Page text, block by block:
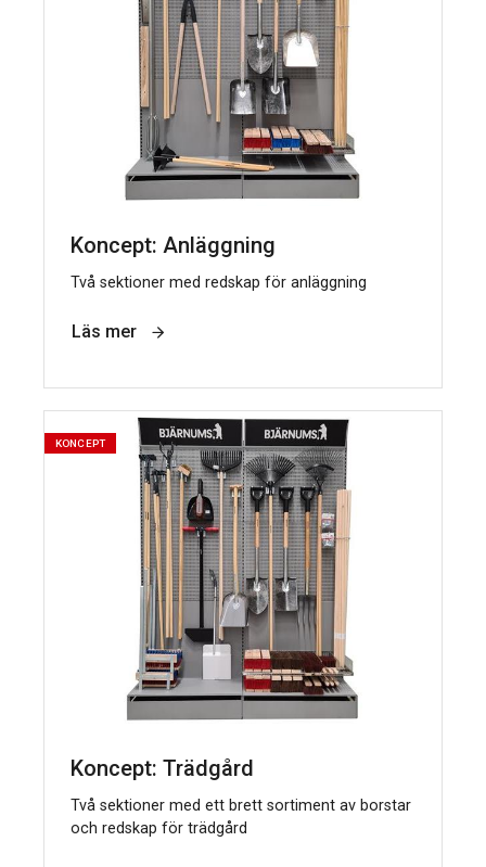
Koncept: Anläggning
Två sektioner med redskap för anläggning
Läs mer
KONCEPT
Koncept: Trädgård
Två sektioner med ett brett sortiment av borstar
och redskap för trädgård